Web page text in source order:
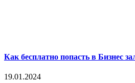
Как бесплатно попасть в Бизнес
19.01.2024